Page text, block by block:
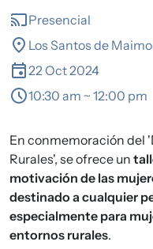
castPresencial
location_on Los Santos de
event22 Oct 2024
schedule10:30 am ~ 12:00 pm
En conmemoración del
Rurales', se ofrece un
motivación de las
destinado a cualquier
especialmente para
entornos rurales.